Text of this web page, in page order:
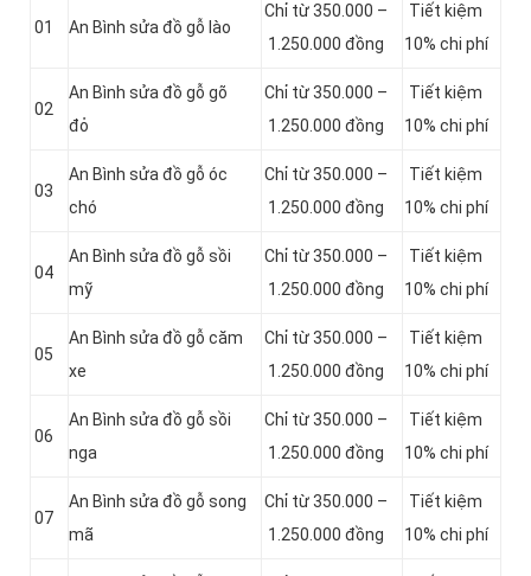
01 An Bình sửa đồ gỗ lào
Chỉ từ 350.000 –
1.250.000 đồng
Tiết kiệm
10% chi phí
02
An Bình sửa đồ gỗ gõ
đỏ
Chỉ từ 350.000 –
1.250.000 đồng
Tiết kiệm
10% chi phí
03
An Bình sửa đồ gỗ óc
chó
Chỉ từ 350.000 –
1.250.000 đồng
Tiết kiệm
10% chi phí
04
An Bình sửa đồ gỗ sồi
mỹ
Chỉ từ 350.000 –
1.250.000 đồng
Tiết kiệm
10% chi phí
05
An Bình sửa đồ gỗ căm
xe
Chỉ từ 350.000 –
1.250.000 đồng
Tiết kiệm
10% chi phí
06
An Bình sửa đồ gỗ sồi
nga
Chỉ từ 350.000 –
1.250.000 đồng
Tiết kiệm
10% chi phí
07
An Bình sửa đồ gỗ song
mã
Chỉ từ 350.000 –
1.250.000 đồng
Tiết kiệm
10% chi phí